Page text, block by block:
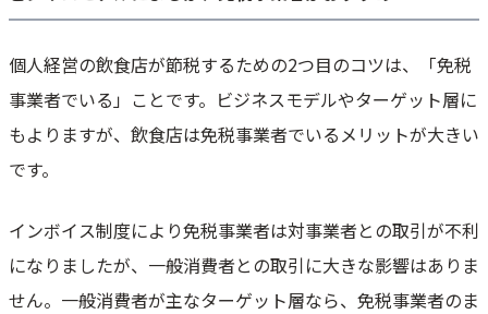
個人経営の飲食店が節税するための2つ目のコツは、「免税
事業者でいる」ことです。ビジネスモデルやターゲット層に
もよりますが、飲食店は免税事業者でいるメリットが大きい
です。
インボイス制度により免税事業者は対事業者との取引が不利
になりましたが、一般消費者との取引に大きな影響はありま
せん。一般消費者が主なターゲット層なら、免税事業者のま